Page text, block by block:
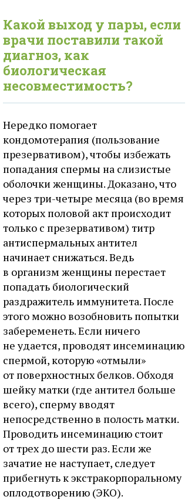
Какой выход у пары, если
врачи поставили такой
диагноз, как
биологическая
несовместимость?
Нередко помогает
кондомотерапия (пользование
презервативом), чтобы избежать
попадания спермы на слизистые
оболочки женщины. Доказано, что
через три-четыре месяца (во время
которых половой акт происходит
только с презервативом) титр
антиспермальных антител
начинает снижаться. Ведь
в организм женщины перестает
попадать биологический
раздражитель иммунитета. После
этого можно возобновить попытки
забеременеть. Если ничего
не удается, проводят инсеминацию
спермой, которую «отмыли»
от поверхностных белков. Обходя
шейку матки (где антител больше
всего), сперму вводят
непосредственно в полость матки.
Проводить инсеминацию стоит
от трех до шести раз. Если же
зачатие не наступает, следует
прибегнуть к экстракорпоральному
оплодотворению (ЭКО).